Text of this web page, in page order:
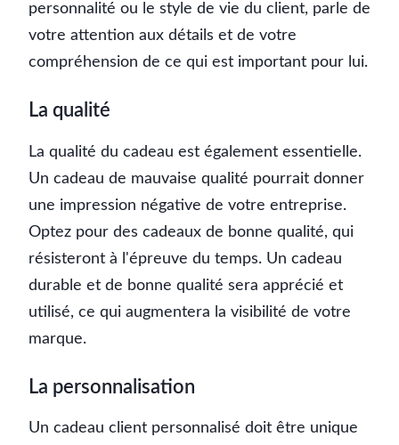
personnalité ou le style de vie du client, parle de
votre attention aux détails et de votre
compréhension de ce qui est important pour lui.
La qualité
La qualité du cadeau est également essentielle.
Un cadeau de mauvaise qualité pourrait donner
une impression négative de votre entreprise.
Optez pour des cadeaux de bonne qualité, qui
résisteront à l'épreuve du temps. Un cadeau
durable et de bonne qualité sera apprécié et
utilisé, ce qui augmentera la visibilité de votre
marque.
La personnalisation
Un cadeau client personnalisé doit être unique